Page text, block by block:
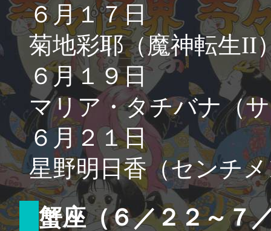
６月１７日
菊地彩耶（魔神転生II
６月１９日
マリア・タチバナ（
６月２１日
星野明日香（センチ
蟹座（６／２２～７